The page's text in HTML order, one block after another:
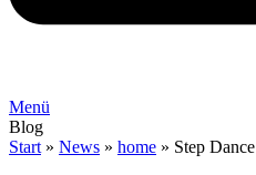
Menü
Blog
Start » News » home » Step Dance